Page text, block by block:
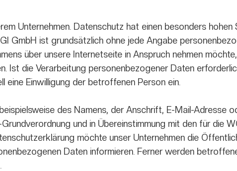
Unternehmen. Datenschutz hat einen besonders
GmbH ist grundsätzlich ohne jede Angabe
über unsere Internetseite in Anspruch nehmen
Ist die Verarbeitung personenbezogener Daten
eine Einwilligung der betroffenen Person ein.
des Namens, der Anschrift, E-Mail-Adresse
und in Übereinstimmung mit den für die
möchte unser Unternehmen die
Daten informieren. Ferner werden